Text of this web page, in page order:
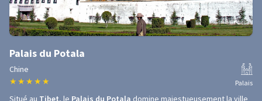
Palais du Potala
Chine
★ ★ ★ ★ ★ Palais
Situé au Tibet, le Palais du Potala domine majestueusement la ville